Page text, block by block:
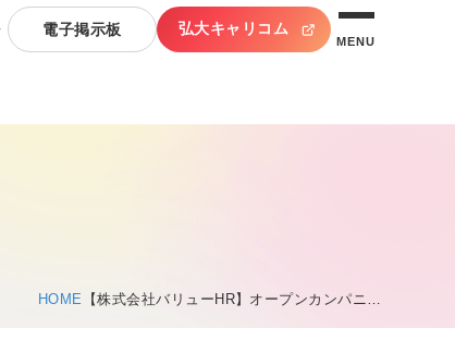
電子掲示板 弘大キャリコム
MENU
HOME 【株式会社バリューHR】オープンカンパニ…